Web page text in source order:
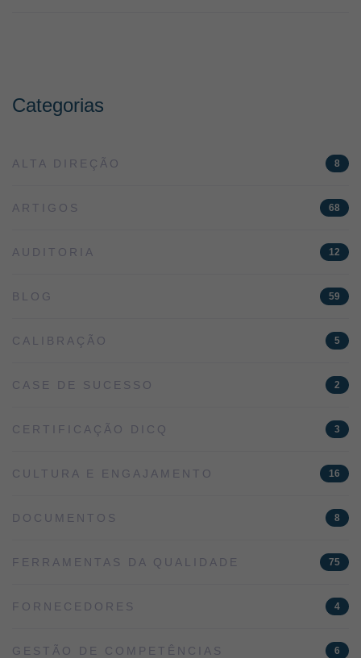
Categorias
ALTA DIREÇÃO 8
ARTIGOS 68
AUDITORIA 12
BLOG 59
CALIBRAÇÃO 5
CASE DE SUCESSO 2
CERTIFICAÇÃO DICQ 3
CULTURA E ENGAJAMENTO 16
DOCUMENTOS 8
FERRAMENTAS DA QUALIDADE 75
FORNECEDORES 4
GESTÃO DE COMPETÊNCIAS 6